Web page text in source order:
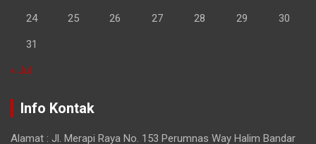
24 25 26 27 28 29 30
31
« Jul
Info Kontak
Alamat : Jl. Merapi Raya No. 153 Perumnas Way Halim Bandar